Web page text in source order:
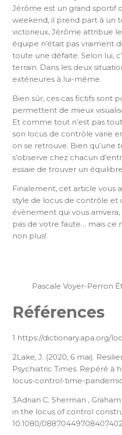
Jérôme est un grand sportif
weekend, il prend part à un
victorieux, Jérôme attribue
équipe n’était pas vraiment
toute une défaite. Selon lui,
terrain. Dans les deux
extérieures à lui-même.
Bien sûr, ces cas fictifs sont
permettent de mieux
Et comme tout n’est pas
son locus de contrôle varie
on se retrouve. Bien
s’observe chez chacun
essaie de trouver un
Finalement, cet article vous
style de locus de contrôle et
évènement qui vous
pas de votre faute… mais ce
non plus!
Pascale Voyer-Perron
Références
1 https://dictionary.apa.org/
2Lake, J. (2020, 6 mai).
Psychiatric Times. Repéré à
locus-control-time-
3Adrian C. Sherman ,
in the locus of control
10.1080/08870449708407402